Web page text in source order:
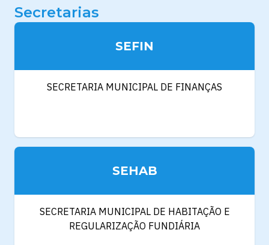
Secretarias
SEFIN
SECRETARIA MUNICIPAL DE FINANÇAS
SEHAB
SECRETARIA MUNICIPAL DE HABITAÇÃO E
REGULARIZAÇÃO FUNDIÁRIA